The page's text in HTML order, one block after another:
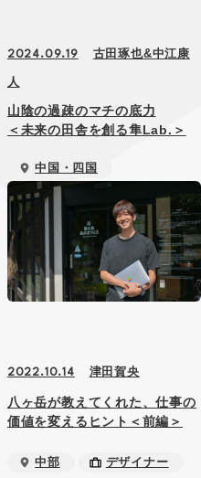
2024.09.19 古田琢也&中江康
人
山陰の過疎のマチの底力
＜未来の⽥舎を創る隼Lab.＞
中国・四国
デザイナー
2022.10.14 津田賀央
八ヶ岳が教えてくれた、仕事の
価値を変えるヒント＜前編＞
中部 デザイナー